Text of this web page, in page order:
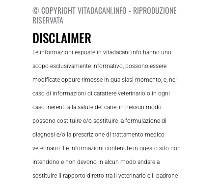
© COPYRIGHT VITADACANI.INFO - RIPRODUZIONE
RISERVATA
DISCLAIMER
Le informazioni esposte in vitadacani.info hanno uno
scopo esclusivamente informativo, possono essere
modificate oppure rimosse in qualsiasi momento, e, nel
caso di informazioni di carattere veterinario o in ogni
caso inerenti alla salute del cane, in nessun modo
possono costituire e/o sostituire la formulazione di
diagnosi e/o la prescrizione di trattamento medico
veterinario. Le informazioni contenute in questo sito non
intendono e non devono in alcun modo andare a
sostituire il rapporto diretto tra il veterinario e il padrone